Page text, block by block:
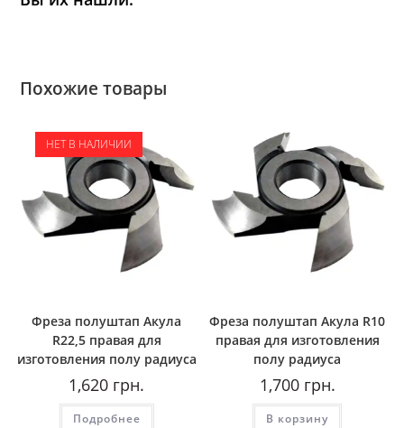
Похожие товары
НЕТ В НАЛИЧИИ
Фреза полуштап Акула
R22,5 правая для
изготовления полу радиуса
1,620 грн.
Подробнее
Фреза полуштап Акула R10
правая для изготовления
полу радиуса
1,700грн.
В корзину